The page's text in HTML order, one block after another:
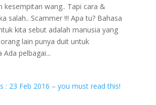
kesempitan wang.. Tapi cara &
salah.. Scammer !!! Apa tu? Bahasa
kita sebut adalah manusia yang
lain punya duit untuk
pelbagai...